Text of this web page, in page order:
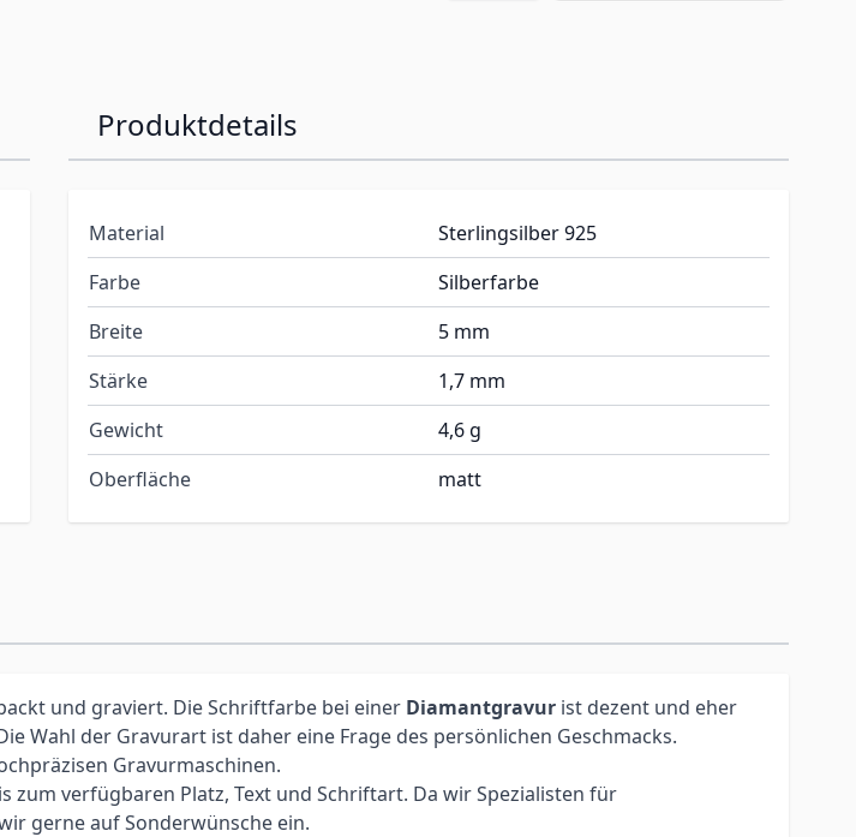
Produktdetails
Material
Sterlingsilber 925
Farbe
Silberfarbe
Breite
5 mm
Stärke
1,7 mm
Gewicht
4,6 g
Oberfläche
matt
und graviert. Die Schriftfarbe bei einer Diamantgravur ist dezent und eher
Wahl der Gravurart ist daher eine Frage des persönlichen Geschmacks.
Gravurmaschinen.
verfügbaren Platz, Text und Schriftart. Da wir Spezialisten für
gerne auf Sonderwünsche ein.